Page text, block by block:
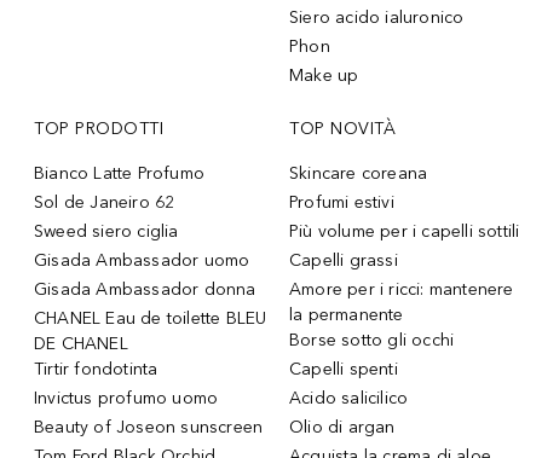
Siero acido ialuronico
Phon
Make up
TOP PRODOTTI
Bianco Latte Profumo
Sol de Janeiro 62
Sweed siero ciglia
Gisada Ambassador uomo
Gisada Ambassador donna
CHANEL Eau de toilette BLEU
DE CHANEL
Tirtir fondotinta
Invictus profumo uomo
Beauty of Joseon sunscreen
TOP NOVITÀ
Skincare coreana
Profumi estivi
Più volume per i capelli sottili
Capelli grassi
Amore per i ricci: mantenere
la permanente
Borse sotto gli occhi
Capelli spenti
Acido salicilico
Olio di argan